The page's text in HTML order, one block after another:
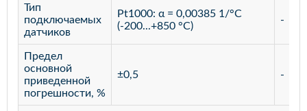
Тип
подключаемых
датчиков
Pt1000: α = 0,00385 1/°С
(-200...+850 °C)
-
Предел
основной
приведенной
погрешности, %
±0,5 -